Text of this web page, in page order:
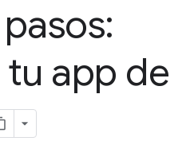
app de